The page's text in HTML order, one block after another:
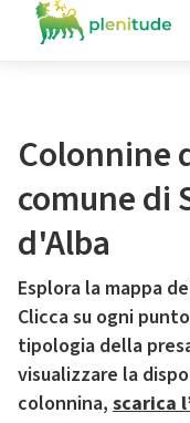
Colonnine
comune di
d'Alba
Esplora la mappa
Clicca su ogni
tipologia della
visualizzare la
colonnina, scarica